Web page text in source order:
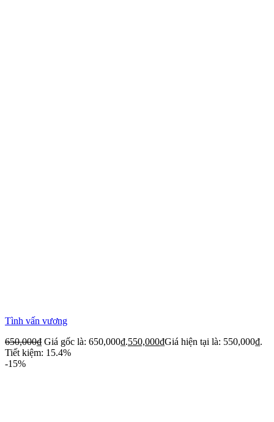
Tình vấn vương
650,000₫ Giá gốc là: 650,000₫.550,000₫Giá hiện tại là: 550,000₫.
Tiết kiệm: 15.4%
-15%